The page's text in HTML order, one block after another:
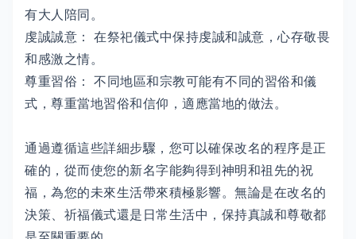
有大人陪同。
虔誠誠意： 在祭祀儀式中保持虔誠和誠意，心存敬畏
和感激之情。
尊重習俗： 不同地區和宗教可能有不同的習俗和儀
式，尊重當地習俗和信仰，適應當地的做法。
通過遵循這些詳細步驟，您可以確保改名的程序是正
確的，從而使您的新名字能夠得到神明和祖先的祝
福，為您的未來生活帶來積極影響。無論是在改名的
決策、祈福儀式還是日常生活中，保持真誠和尊敬都